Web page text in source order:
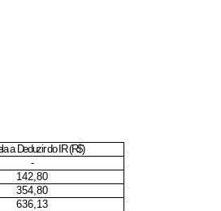
a Deduzir do IR (R$)
-
142,80
354,80
636,13